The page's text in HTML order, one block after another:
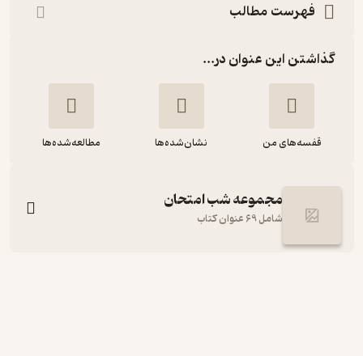
فهرست مطالب
گذاشتن این عنوان در...
قفسه‌های من نشان‌شده‌ها مطالعه‌شده‌ها
مجموعه شب امتحان
شامل 69 عنوان کتاب